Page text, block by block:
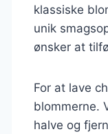
klassiske
unik
ønsker at
For at lave
blommerne.
halve og